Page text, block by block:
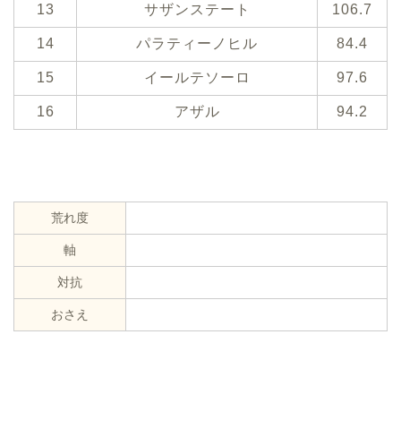
13 サザンステート 106.7
14 パラティーノヒル 84.4
15 イールテソーロ 97.6
16 アザル 94.2
荒れ度
軸
対抗
おさえ